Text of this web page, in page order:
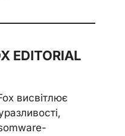
EDITORIAL
висвітлює